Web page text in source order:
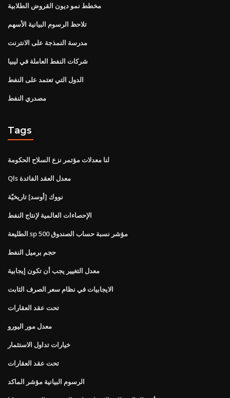
مخطط نمو ديون القروض الطلابية
تلاحظ الرسوم البيانية الأسهم
مدرسة النمذجة على الانترنت
شركات النفط العاملة في ليبيا
الدول التي تعتمد على النفط
مصدري النفط
Tags
لنا معدلات مؤتمر نزع السلاح الحكومة
Qls معدل العقد الفائدة
نووك [أوسد] تاريخيّة
الإحصاءات العالمية لإنتاج النفط
الطليعة sp 500 مؤشر نسبة حساب الصندوق
حجم برميل النفط
معدل التغيير يجب أن تكون إيجابية
الايجابيات في نظام سعر الصرف الثابت
تحت عقد العقارات
معدل مور اليورو
خيارات تداول الاستثمار
تحت عقد العقارات
الرسوم البيانية مؤشر الماكد